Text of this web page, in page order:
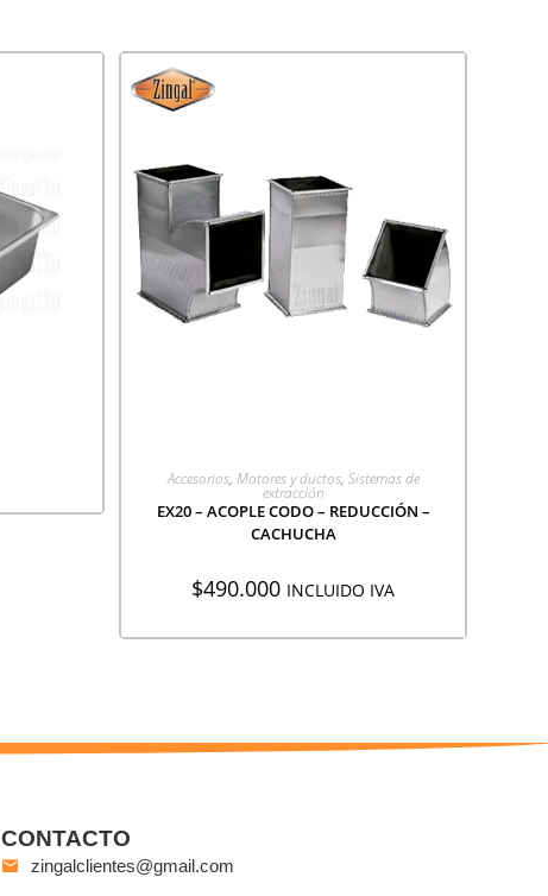
AGREGAR A COTIZACIÓN
Accesorios, Motores y ductos, Sistemas de
extracción
EX20 – ACOPLE CODO – REDUCCIÓN –
CACHUCHA
$490.000 INCLUIDO IVA
CONTACTO
zingalclientes@gmail.com